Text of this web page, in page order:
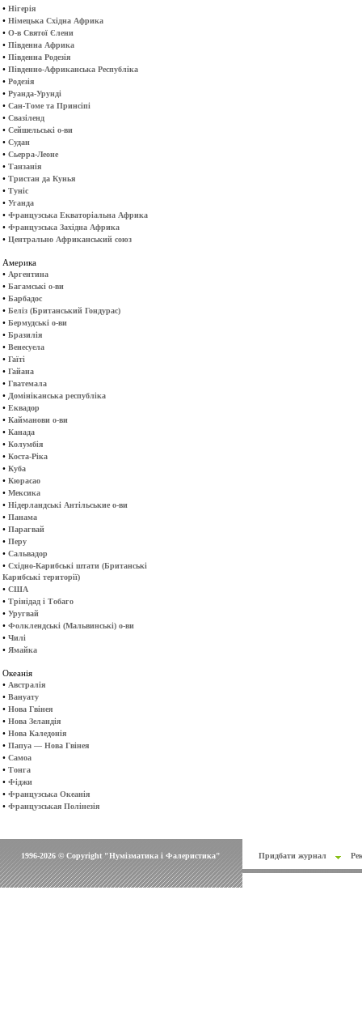
• Нігерія
• Німецька Східна Африка
• О-в Святої Єлени
• Південна Африка
• Південна Родезія
• Південно-Африканська Республіка
• Родезія
• Руанда-Урунді
• Сан-Томе та Принсіпі
• Свазіленд
• Сейшельські о-ви
• Судан
• Сьерра-Леоне
• Танзанія
• Тристан да Кунья
• Туніс
• Уганда
• Французська Екваторіальна Африка
• Французська Західна Африка
• Центрально Африканський союз
Америка
• Аргентина
• Багамські о-ви
• Барбадос
• Беліз (Британський Гондурас)
• Бермудські о-ви
• Бразилія
• Венесуела
• Гаїті
• Гайана
• Гватемала
• Домініканська республіка
• Еквадор
• Кайманови о-ви
• Канада
• Колумбія
• Коста-Ріка
• Куба
• Кюрасао
• Мексика
• Нідерландські Антільськие о-ви
• Панама
• Парагвай
• Перу
• Сальвадор
• Східно-Карибські штати (Британські
Карибські території)
• США
• Трінідад і Тобаго
• Уругвай
• Фолклендські (Мальвинські) о-ви
• Чилі
• Ямайка
Океанія
• Австралія
• Вануату
• Нова Гвінея
• Нова Зеландія
• Нова Каледонія
• Папуа — Нова Гвінея
• Самоа
• Тонга
• Фіджи
• Французська Океанія
• Французськая Полінезія
1996-2026 © Copyright "Нумізматика і Фалеристика" Придбати журнал